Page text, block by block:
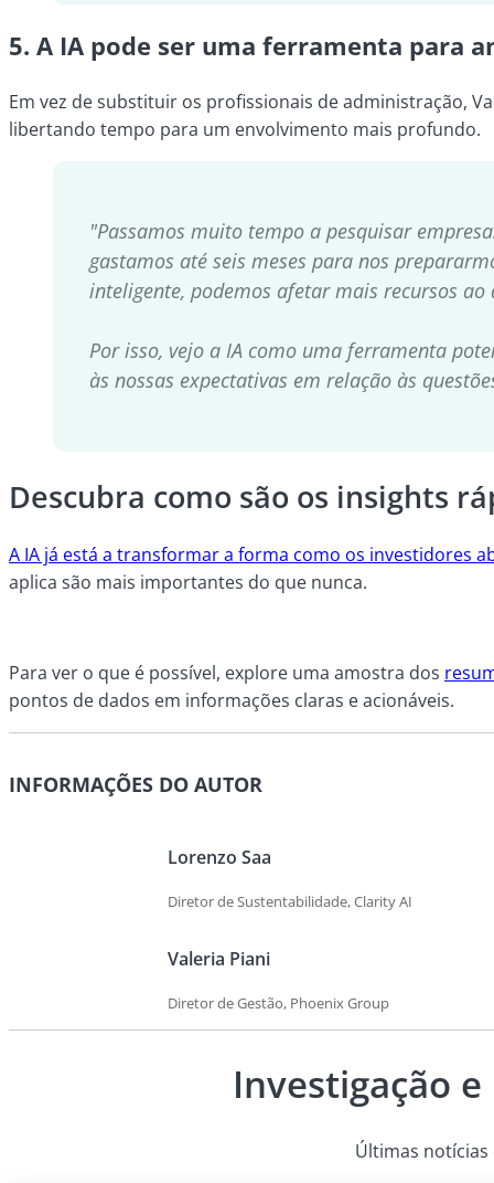
5. A IA pode ser uma ferramenta para
Em vez de substituir os profissionais de administração,
libertando tempo para um envolvimento mais profundo.
"Passamos muito tempo a pesquisar
gastamos até seis meses para nos
inteligente, podemos afetar mais recursos ao
Por isso, vejo a IA como uma ferramenta
às nossas expectativas em relação às
Descubra como são os insights
A IA já está a transformar a forma como os investidores
aplica são mais importantes do que nunca.
Para ver o que é possível, explore uma amostra dos
pontos de dados em informações claras e acionáveis.
INFORMAÇÕES DO AUTOR
Lorenzo Saa
Diretor de Sustentabilidade, Clarity AI
Valeria Piani
Diretor de Gestão, Phoenix Group
Investigação
Últimas